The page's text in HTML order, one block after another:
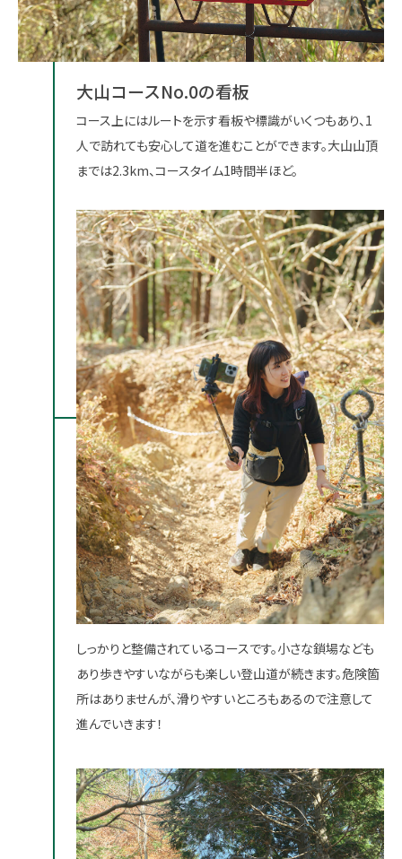
大山コースNo.0の看板
コース上にはルートを示す看板や標識がいくつもあり、1
人で訪れても安心して道を進むことができます。大山山頂
までは2.3km、コースタイム1時間半ほど。
しっかりと整備されているコースです。小さな鎖場なども
あり歩きやすいながらも楽しい登山道が続きます。危険箇
所はありませんが、滑りやすいところもあるので注意して
進んでいきます！